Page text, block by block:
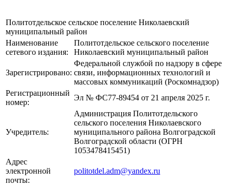
Политотдельское сельское поселение Николаевский
муниципальный район
Наименование
сетевого издания:
Политотдельское сельского поселение
Николаевский муниципальный район
Зарегистрировано:
Федеральной службой по надзору в сфере
связи, информационных технологий и
массовых коммуникаций (Роскомнадзор)
Регистрационный
номер:
Эл № ФС77-89454 от 21 апреля 2025 г.
Учредитель:
Администрация Политотдельского
сельского поселения Николаевского
муниципального района Волгоградской
Волгоградской области (ОГРН
1053478415451)
Адрес
электронной
почты:
politotdel.adm@yandex.ru